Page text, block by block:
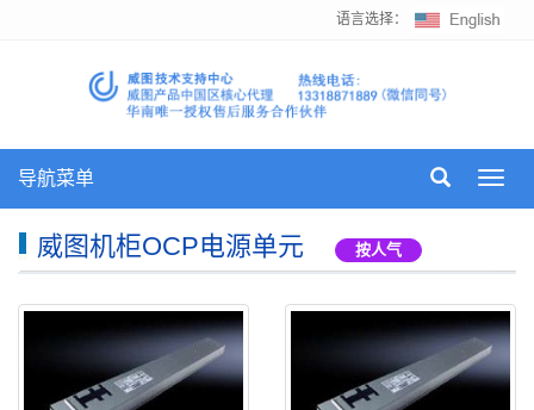
语言选择：
导航菜单
威图机柜OCP电源单元 按人气